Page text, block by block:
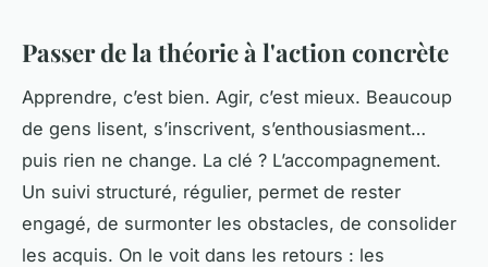
Passer de la théorie à l'action concrète
Apprendre, c’est bien. Agir, c’est mieux. Beaucoup
de gens lisent, s’inscrivent, s’enthousiasment…
puis rien ne change. La clé ? L’accompagnement.
Un suivi structuré, régulier, permet de rester
engagé, de surmonter les obstacles, de consolider
les acquis. On le voit dans les retours : les